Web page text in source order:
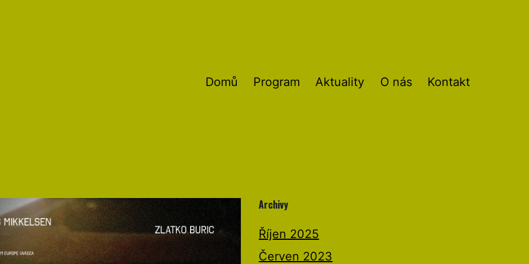
Domů Program Aktuality O nás Kontakt
Archivy
Říjen 2025
Červen 2023